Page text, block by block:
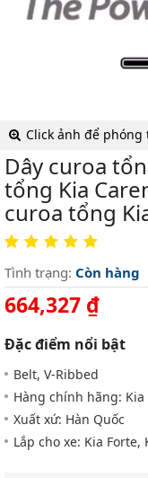
Click ảnh để phóng
Dây curoa
tổng Kia
curoa tổng
Tình trạng: Còn hàng
664,327 ₫
Đặc điểm nổi bật
Belt, V-Ribbed
Hàng chính hãng: Kia
Xuất xứ: Hàn Quốc
Lắp cho xe: Kia Forte,